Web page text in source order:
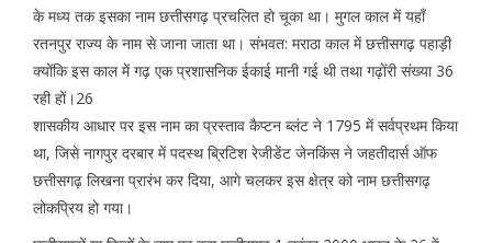
के मध्य तक इसका नाम छत्तीसगढ़ प्रचलित हो चूका था। मुगल काल में यहाँ
रतनपुर राज्य के नाम से जाना जाता था। संभवत: मराठा काल में छत्तीसगढ़ पहाड़ी
क्योंकि इस काल में गढ़ एक प्रशासनिक ईकाई मानी गई थी तथा गढ़ोंरी संख्या 36
रही हों।26
शासकीय आधार पर इस नाम का प्रस्ताव कैप्टन ब्लंट ने 1795 में सर्वप्रथम किया
था, जिसे नागपुर दरबार में पदस्थ ब्रिटिश रेजीडेंट जेनकिंस ने जहतीदार्स ऑफ
छत्तीसगढ़ लिखना प्रारंभ कर दिया, आगे चलकर इस क्षेत्र को नाम छत्तीसगढ़
लोकप्रिय हो गया।